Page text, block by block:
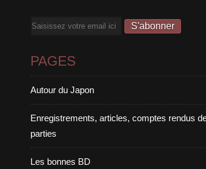
Email
PAGES
Autour du Japon
Enregistrements, articles, comptes rendus
parties
Les bonnes BD